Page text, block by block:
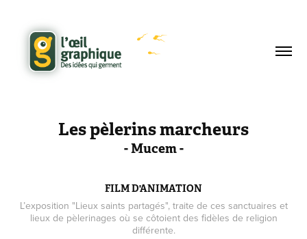
Les pèlerins marcheurs
- Mucem -
FILM D'ANIMATION
L’exposition "Lieux saints partagés", traite de ces sanctuaires et
lieux de pèlerinages où se côtoient des fidèles de religion
différente.